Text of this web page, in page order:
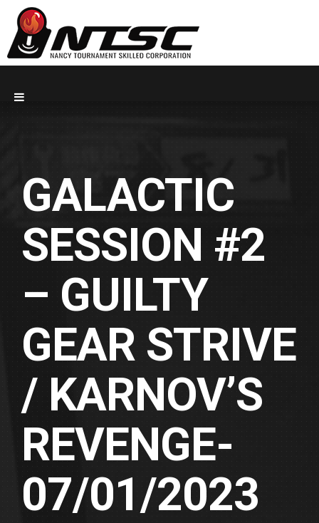
GALACTIC
SESSION #2
– GUILTY
GEAR STRIVE
/ KARNOV’S
REVENGE-
07/01/2023